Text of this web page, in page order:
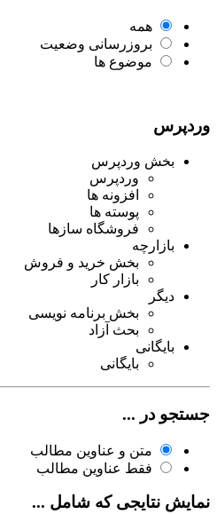
همه
بروزرسانی وضعیت
موضوع ها
وردپرس
بخش وردپرس
وردپرس
افزونه ها
پوسته ها
فروشگاه سازها
بازارچه
بخش خرید و فروش
بازار کار
دیگر
بخش برنامه نویسی
بحث آزاد
بایگانی
بایگانی
جستجو در ...
متن و عناوین مطالب
فقط عناوین مطالب
نمایش نتایجی که شامل ...